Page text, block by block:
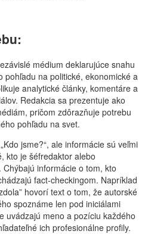
médium deklarujúce snahu
pohľadu na politické, ekonomické a
analytické články, komentáre a
Redakcia sa prezentuje ako
pričom zdôrazňuje potrebu
pohľadu na svet.
jsme?“, ale informácie sú veľmi
kto je šéfredaktor alebo
informácie o tom, kto
fact-checkingom. Napríklad
hovorí text o tom, že autorské
spoznáme len pod iniciálami
uvádzajú meno a pozíciu každého
ich profesionálne profily.